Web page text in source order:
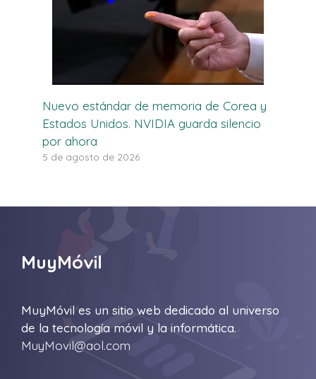
Nuevo estándar de memoria de Corea y
Estados Unidos. NVIDIA guarda silencio
por ahora
5 de agosto de 2026
MuyMóvil
MuyMóvil es un sitio web dedicado al universo
de la tecnología móvil y la informática.
MuyMovil@aol.com